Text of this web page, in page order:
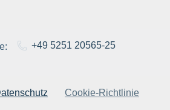
+49 5251 20565-25
Cookie-Richtlinie